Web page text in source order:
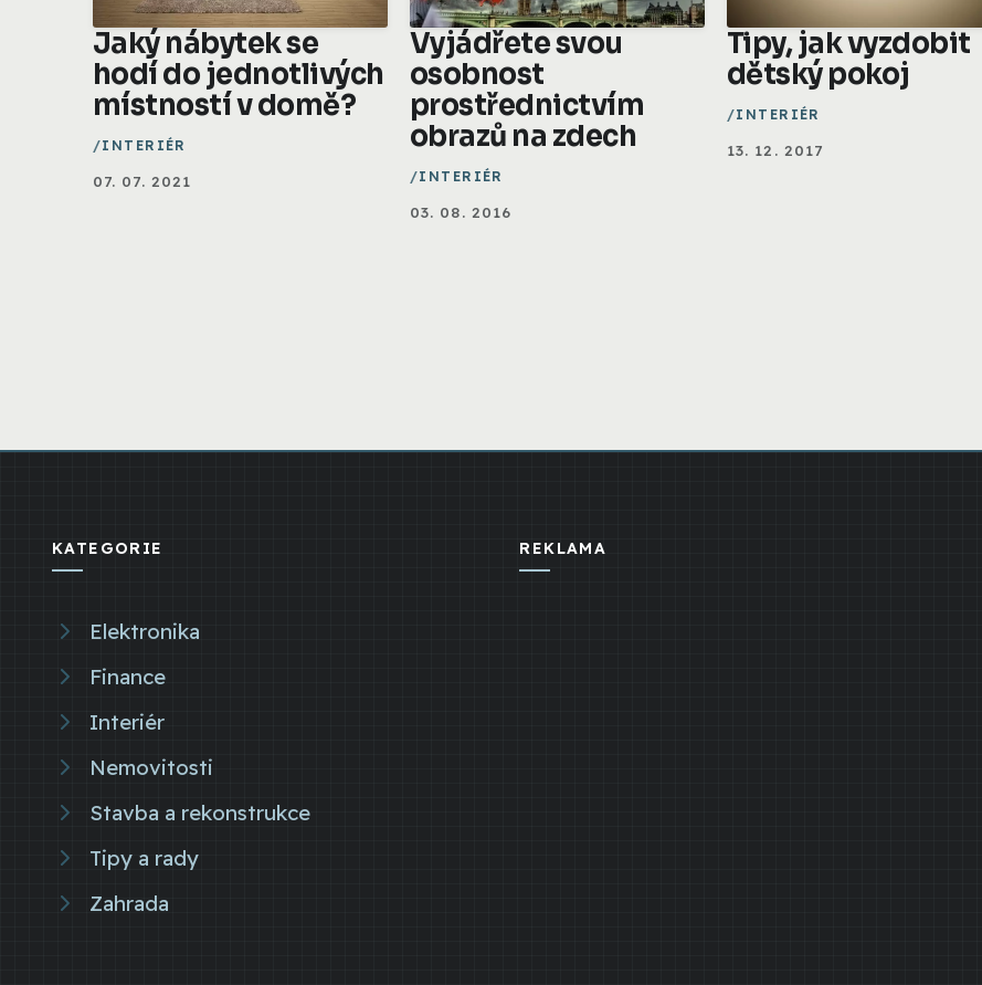
Jaký nábytek se
hodí do jednotlivých
místností v domě?
INTERIÉR
07. 07. 2021
Vyjádřete svou
osobnost
prostřednictvím
obrazů na zdech
INTERIÉR
03. 08. 2016
Tipy, jak vyzdobit
dětský pokoj
INTERIÉR
13. 12. 2017
KATEGORIE
Elektronika
Finance
Interiér
Nemovitosti
Stavba a rekonstrukce
Tipy a rady
Zahrada
REKLAMA